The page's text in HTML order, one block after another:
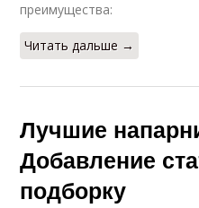
преимущества:
Читать дальше →
Лучшие
Добавление
подборку